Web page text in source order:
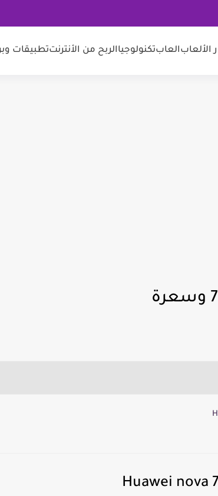
الألعابالعابتكنولوجياالربح من الأنترنتتطبيقات